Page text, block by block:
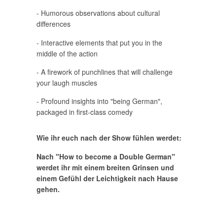
- Humorous observations about cultural
differences
- Interactive elements that put you in the
middle of the action
- A firework of punchlines that will challenge
your laugh muscles
- Profound insights into "being German",
packaged in first-class comedy
Wie ihr euch nach der Show fühlen werdet:
Nach "How to become a Double German"
werdet ihr mit einem breiten Grinsen und
einem Gefühl der Leichtigkeit nach Hause
gehen.